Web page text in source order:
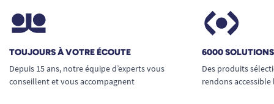
TOUJOURS À VOTRE ÉCOUTE
Depuis 15 ans, notre équipe d’experts vous
conseillent et vous accompagnent
6000
Des produits
rendons